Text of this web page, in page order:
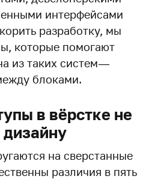
интерфейсами
разработку, мы
которые помогают
из таких систем —
блоками.
в вёрстке не
дизайну
на сверстанные
различия в пять